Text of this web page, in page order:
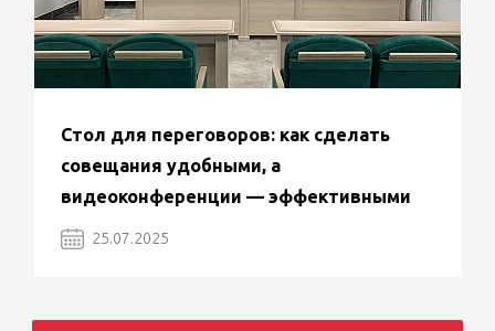
Стол для переговоров: как сделать
совещания удобными, а
видеоконференции — эффективными
25.07.2025